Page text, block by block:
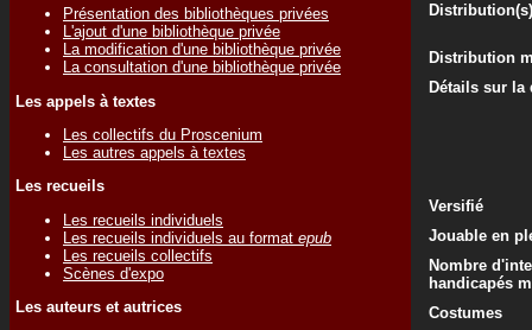
Présentation des bibliothèques privées
L'ajout d'une bibliothèque privée
La modification d'une bibliothèque privée
La consultation d'une bibliothèque privée
Les appels à textes
Les collectifs du Proscenium
Les autres appels à textes
Les recueils
Les recueils individuels
Les recueils individuels au format epub
Les recueils collectifs
Scènes d'expo
Les auteurs et autrices
Distribution(s)
Distribution
Détails sur
Versifié
Jouable en
Nombre
handicapés
Costumes